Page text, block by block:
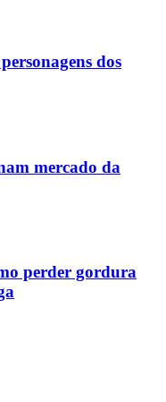
dos
mercado da
perder gordura